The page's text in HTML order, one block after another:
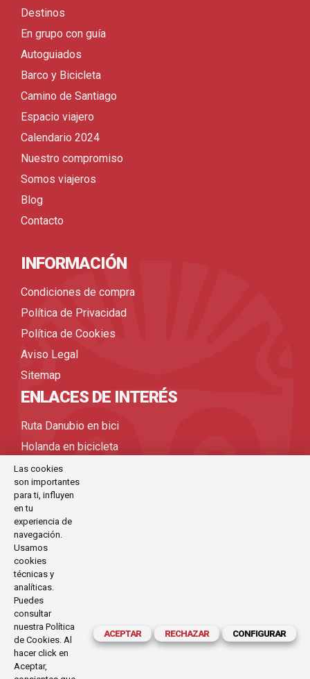
Destinos
En grupo con guía
Autoguiados
Barco y Bicicleta
Camino de Santiago
Espacio viajero
Calendario 2024
Nuestro compromiso
Somos viajeros
Blog
Contacto
INFORMACIÓN
Condiciones de compra
Política de Privacidad
Política de Cookies
Aviso Legal
Sitemap
ENLACES DE INTERÉS
Ruta Danubio en bici
Holanda en bicicleta
Viajes bicicleta organizados
Viajes en bicicleta por Europa
Viajes en bicicleta
Viajes en bici
CONTACTO
C/Antoni Maria Claret, 111-113 (Barcelona)
exode@exode.es
934 561 885
Horario:
Lunes a Viernes
Las cookies
son importantes
para ti, influyen
en tu
experiencia de
navegación.
Usamos
cookies
técnicas y
analíticas.
Puedes
consultar
nuestra Política
de Cookies. Al
hacer click en
Aceptar,
ACEPTAR RECHAZAR CONFIGURAR